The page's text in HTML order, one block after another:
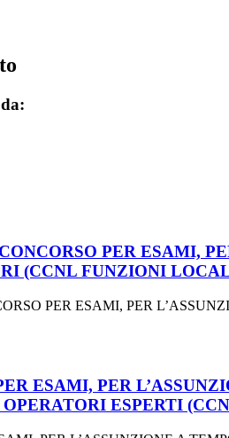
PER ESAMI,
(CCNL FUNZIONI
PER ESAMI, PER
ESAMI, PER
ESPERTI